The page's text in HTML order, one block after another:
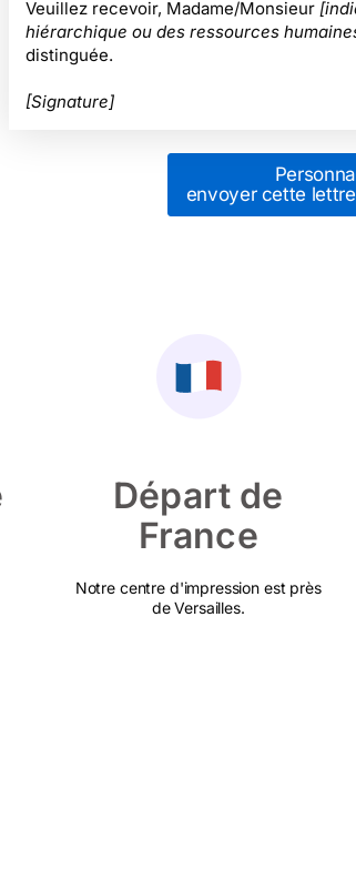
Veuillez recevoir, Madame/Monsieur
hiérarchique ou des ressources
distinguée.
[Signature]
envoyer cette lettre
Départ de
France
Notre centre d'impression est près
de Versailles.